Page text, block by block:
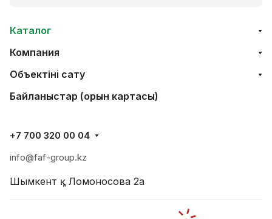
Каталог
Компания
Объектінi сату
Байланыстар (орын картасы)
+7 700 320 00 04
info@faf-group.kz
Шымкент қ., Ломоносова 2а